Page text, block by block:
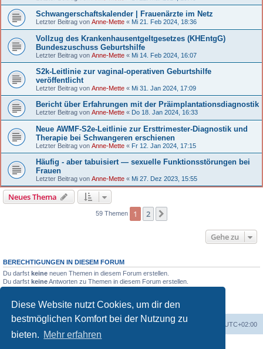
Diese Website nutzt Cookies, um dir den
bestmöglichen Komfort bei der Nutzung zu
bieten. Mehr erfahren
Schwangerschaftskalender | Frauenärzte im Netz
Letzter Beitrag von Anne-Mette « Mi 21. Feb 2024, 18:36
Vollzug des Krankenhausentgeltgesetzes (KHEntgG)
Bundeszuschuss Geburtshilfe
Letzter Beitrag von Anne-Mette « Mi 14. Feb 2024, 16:07
S2k-Leitlinie zur vaginal-operativen Geburtshilfe
veröffentlicht
Letzter Beitrag von Anne-Mette « Mi 31. Jan 2024, 17:09
Bericht über Erfahrungen mit der Präimplantationsdiagnostik
Letzter Beitrag von Anne-Mette « Do 18. Jan 2024, 16:33
Neue AWMF-S2e-Leitlinie zur Ersttrimester-Diagnostik und
Therapie bei Schwangeren erschienen
Letzter Beitrag von Anne-Mette « Fr 12. Jan 2024, 17:15
Häufig - aber tabuisiert — sexuelle Funktionsstörungen bei
Frauen
Letzter Beitrag von Anne-Mette « Mi 27. Dez 2023, 15:55
Neues Thema
59 Themen 1 2
Gehe zu
BERECHTIGUNGEN IN DIESEM FORUM
Du darfst keine neuen Themen in diesem Forum erstellen.
Du darfst keineAntworten zu Themen in diesem Forum erstellen.
Du darfstkeineDateianhänge in diesem Forum erstellen.
Portal Foren-Übersicht Alle Zeiten sind UTC+02:00